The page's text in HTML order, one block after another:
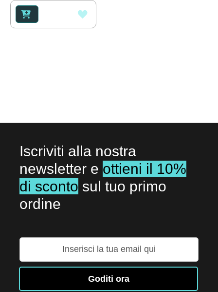
ALLA
Iscriviti alla nostra
newsletter e ottieni il 10%
di sconto sul tuo primo
ordine
nostra
Goditi ora